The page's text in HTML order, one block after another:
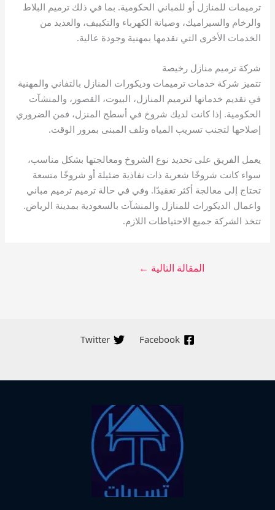
ترميمات للمنازل أو للمباني الحكومية. بما في ذلك ترميم البلاط
والرخام والسيراميك، وصيانة الكهرباء والتكييف، والعديد من
الخدمات الأخرى التي نقدمها بمهنية وجودة عالية.
شركة ترميم منازل رخيصة
تتميز شركة خدمات ترميمات وديكورات المنازل بالتفاني والمهنية
في تقديم خدماتها لترميم المنازل، البيوت، القصور، والمنشآت
الحكومية. إذا كانت لديك شروخ في أسطح المنزل، فمن الضروري
إصلاحها لتجنب تسريب المياه وتلف المبنى بمرور الوقت.
يعمل الفريق على تحديد نوع الشروخ ومعالجتها بشكل مناسب،
سواء كانت شروخًا شعرية ذات نفاذية ضئيلة أو شروخًا متسعة
تحتاج إلى معالجة أكثر تعقيدًا. وفي في حالة ترميم ترميم مباني
واعمال الديكورات للمنازل والمنشآت بالسعودية بمدينة الرياض.
تتخذ الشركة جميع الاحتياطات اللازم.
المقالة التالية ←
Facebook
Twitter